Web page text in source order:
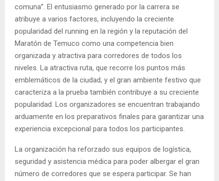
comuna”. El entusiasmo generado por la carrera se
atribuye a varios factores, incluyendo la creciente
popularidad del running en la región y la reputación del
Maratón de Temuco como una competencia bien
organizada y atractiva para corredores de todos los
niveles. La atractiva ruta, que recorre los puntos más
emblemáticos de la ciudad, y el gran ambiente festivo que
caracteriza a la prueba también contribuye a su creciente
popularidad. Los organizadores se encuentran trabajando
arduamente en los preparativos finales para garantizar una
experiencia excepcional para todos los participantes.
La organización ha reforzado sus equipos de logística,
seguridad y asistencia médica para poder albergar el gran
número de corredores que se espera participar. Se han